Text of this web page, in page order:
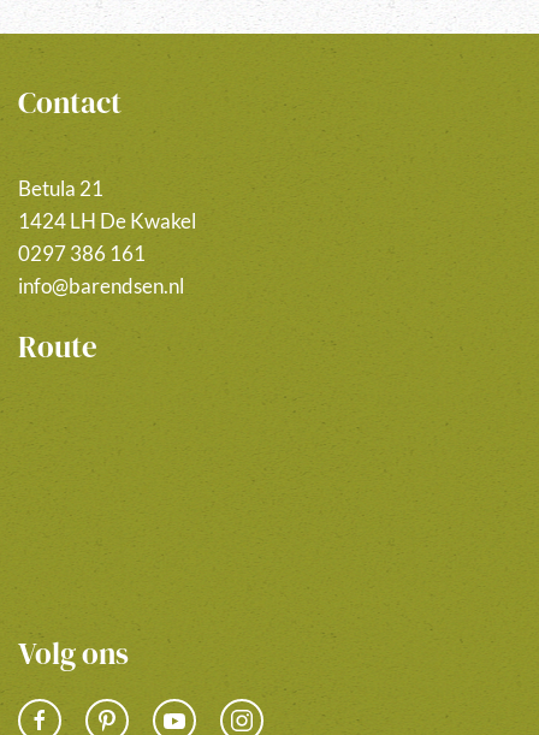
Contact
Betula 21
1424 LH De Kwakel
0297 386 161
info@barendsen.nl
Route
Volg ons